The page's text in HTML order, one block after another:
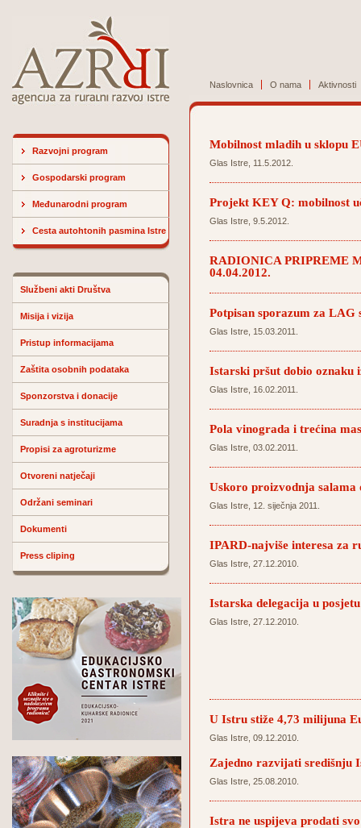
Naslovnica O nama Aktivnosti
Razvojni program
Gospodarski program
Međunarodni program
Cesta autohtonih pasmina Istre
Službeni akti Društva
Misija i vizija
Pristup informacijama
Zaštita osobnih podataka
Sponzorstva i donacije
Suradnja s institucijama
Propisi za agroturizme
Otvoreni natječaji
Održani seminari
Dokumenti
Press cliping
Mobilnost mladih u sklopu
Glas Istre, 11.5.2012.
Projekt KEY Q: mobilnost
Glas Istre, 9.5.2012.
RADIONICA PRIPREME
04.04.2012.
Potpisan sporazum za LAG
Glas Istre, 15.03.2011.
Istarski pršut dobio oznaku
Glas Istre, 16.02.2011.
Pola vinograda i trećina
Glas Istre, 03.02.2011.
Uskoro proizvodnja salama
Glas Istre, 12. siječnja 2011.
IPARD-najviše interesa za
Glas Istre, 27.12.2010.
Istarska delegacija u
Glas Istre, 27.12.2010.
U Istru stiže 4,73 milijuna
Glas Istre, 09.12.2010.
Zajedno razvijati središnju
Glas Istre, 25.08.2010.
Istra ne uspijeva prodati